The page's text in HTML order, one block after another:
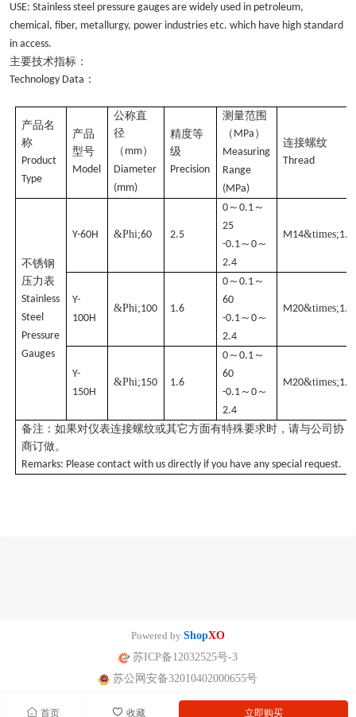
首页 收藏 立即购买
USE: Stainless steel pressure gauges are widely used in petroleum,
chemical, fiber, metallurgy, power industries etc. which have high standard
in access.
主要技术指标：
Technology Data ：
产品名
称
Product
Type
产品
型号
Model
公称直
径
（ mm）
Diameter
(mm)
精度等
级
Precision
测量范围
（ MPa ）
Measuring
Range
(MPa)
连接螺纹
Thread
不锈钢
压力表
Stainless
Steel
Pressure
Gauges
Y-60H &Phi;60 2.5
0 ～0.1 ～
25
-0.1 ～0 ～
2.4
M14&times;1.5
Y-
100H
&Phi;100 1.6
0 ～0.1 ～
60
-0.1 ～0 ～
2.4
M20&times;1.5
Y-
150H
&Phi;150 1.6
0 ～0.1 ～
60
-0.1 ～0 ～
2.4
M20&times;1.5
备注：如果对仪表连接螺纹或其它方面有特殊要求时，请与公司协
商订做。
Remarks: Please contact with us directly if you have any special request.
Powered by ShopXO
苏ICP备12032525号-3
苏公网安备32010402000655号